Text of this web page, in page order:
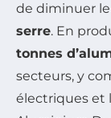
de diminuer
serre. En
tonnes
secteurs, y
électriques et